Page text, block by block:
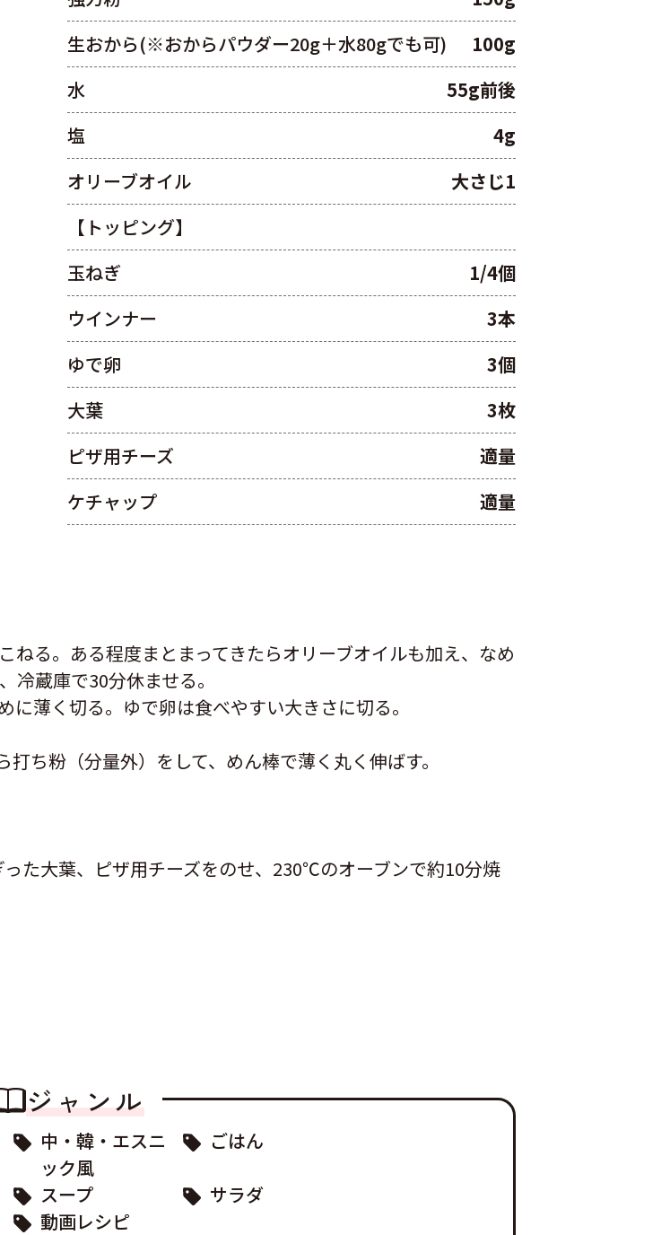
生おから(※おからパウダー20g＋水80gでも可)
100g
水
55g前後
塩
4g
オリーブオイル
大さじ1
【トッピング】
玉ねぎ
1/4個
ウインナー
3本
ゆで卵
3個
大葉
3枚
ピザ用チーズ
適量
ケチャップ
適量
ねる。ある程度まとまってきたらオリーブオイルも加え、なめ
冷蔵庫で30分休ませる。
薄く切る。ゆで卵は食べやすい大きさに切る。
ち粉（分量外）をして、めん棒で薄く丸く伸ばす。
った大葉、ピザ用チーズをのせ、230℃のオーブンで約10分焼
ジャンル
中・韓・エスニ
ック風
ごはん
スープ
サラダ
動画レシピ